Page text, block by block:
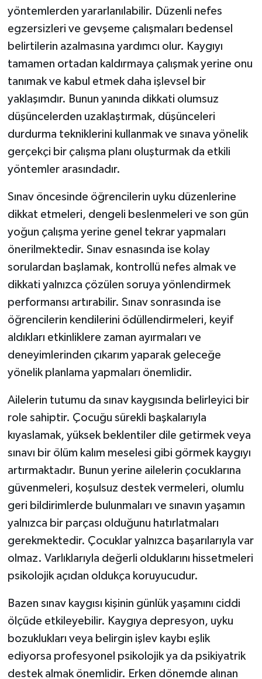
yöntemlerden yararlanılabilir. Düzenli nefes
egzersizleri ve gevşeme çalışmaları bedensel
belirtilerin azalmasına yardımcı olur. Kaygıyı
tamamen ortadan kaldırmaya çalışmak yerine onu
tanımak ve kabul etmek daha işlevsel bir
yaklaşımdır. Bunun yanında dikkati olumsuz
düşüncelerden uzaklaştırmak, düşünceleri
durdurma tekniklerini kullanmak ve sınava yönelik
gerçekçi bir çalışma planı oluşturmak da etkili
yöntemler arasındadır.
Sınav öncesinde öğrencilerin uyku düzenlerine
dikkat etmeleri, dengeli beslenmeleri ve son gün
yoğun çalışma yerine genel tekrar yapmaları
önerilmektedir. Sınav esnasında ise kolay
sorulardan başlamak, kontrollü nefes almak ve
dikkati yalnızca çözülen soruya yönlendirmek
performansı artırabilir. Sınav sonrasında ise
öğrencilerin kendilerini ödüllendirmeleri, keyif
aldıkları etkinliklere zaman ayırmaları ve
deneyimlerinden çıkarım yaparak geleceğe
yönelik planlama yapmaları önemlidir.
Ailelerin tutumu da sınav kaygısında belirleyici bir
role sahiptir. Çocuğu sürekli başkalarıyla
kıyaslamak, yüksek beklentiler dile getirmek veya
sınavı bir ölüm kalım meselesi gibi görmek kaygıyı
artırmaktadır. Bunun yerine ailelerin çocuklarına
güvenmeleri, koşulsuz destek vermeleri, olumlu
geri bildirimlerde bulunmaları ve sınavın yaşamın
yalnızca bir parçası olduğunu hatırlatmaları
gerekmektedir. Çocuklar yalnızca başarılarıyla var
olmaz. Varlıklarıyla değerli olduklarını hissetmeleri
psikolojik açıdan oldukça koruyucudur.
Bazen sınav kaygısı kişinin günlük yaşamını ciddi
ölçüde etkileyebilir. Kaygıya depresyon, uyku
bozuklukları veya belirgin işlev kaybı eşlik
ediyorsa profesyonel psikolojik ya da psikiyatrik
destek almak önemlidir. Erken dönemde alınan